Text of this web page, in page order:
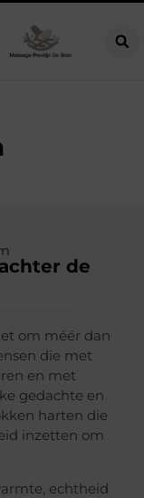
de
om méér dan
die met
en met
gedachte en
harten die
inzetten om
echtheid